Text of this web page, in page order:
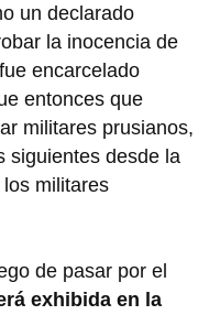
un declarado
la inocencia de
encarcelado
entonces que
militares prusianos,
siguientes desde la
militares
de pasar por el
exhibida en la